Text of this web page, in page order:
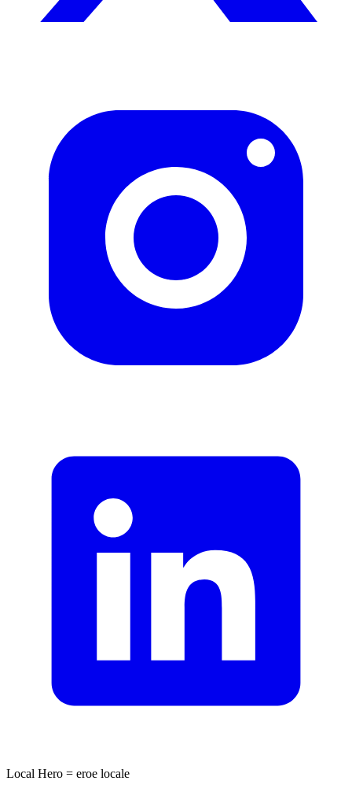
Local Hero = eroe locale